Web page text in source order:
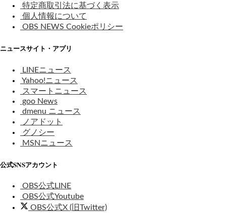
特定商取引法に基づく表示
個人情報について
OBS NEWS Cookieポリシー
ニュースサイト・アプリ
LINEニュース
Yahoo!ニュース
スマートニュース
goo News
dmenu ニュース
ノアドット
グノシー
MSNニュース
公式SNSアカウント
OBS公式LINE
OBS公式Youtube
OBS公式X (旧Twitter)